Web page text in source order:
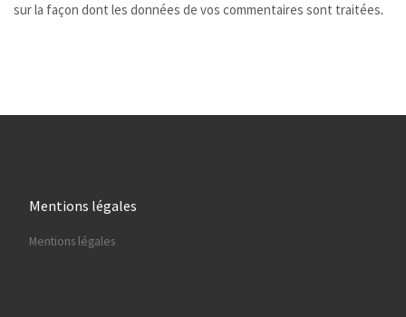
sur la façon dont les données de vos commentaires sont traitées.
Mentions légales
Mentions légales